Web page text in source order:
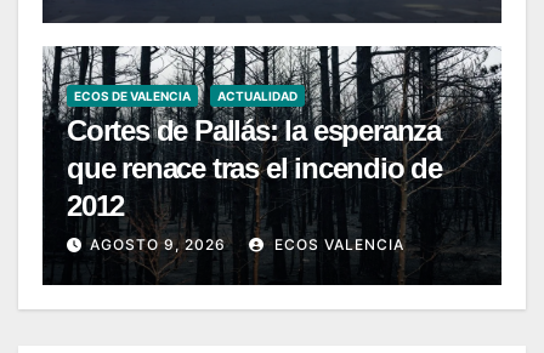
ECOS DE VALENCIA ACTUALIDAD
Cortes de Pallás: la esperanza
que renace tras el incendio de
2012
AGOSTO 9, 2026 ECOS VALENCIA